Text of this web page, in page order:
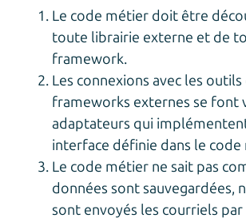
Le code métier doit être
toute librairie externe et de
framework.
Les connexions avec les outils
frameworks externes se font
adaptateurs qui
interface définie dans le code
Le code métier ne sait pas
données sont sauvegardées,
sont envoyés les courriels par